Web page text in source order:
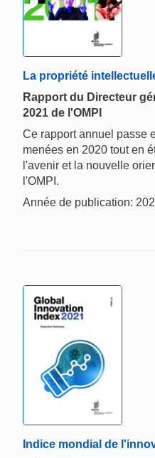
La propriété
Rapport du Directeur
2021 de l'OMPI
Ce rapport annuel passe
menées en 2020 tout en
l'avenir et la nouvelle
l'OMPI.
Année de publication:
Indice mondial de